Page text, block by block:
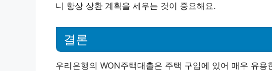
니 항상 상환 계획을 세우는 것이 중요해요.
결론
우리은행의 WON주택대출은 주택 구입에 있어 매우 유